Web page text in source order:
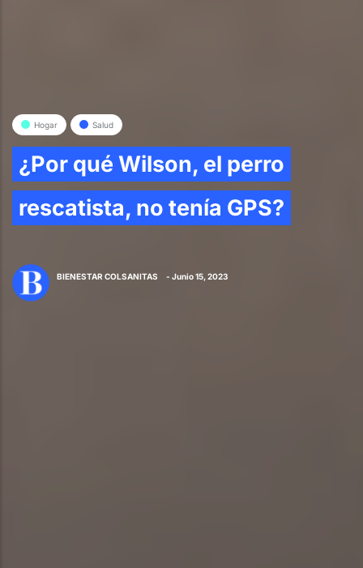
Hogar Salud
¿Por qué Wilson, el perro
rescatista, no tenía GPS?
BIENESTAR COLSANITAS - Junio 15, 2023